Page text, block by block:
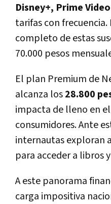
Disney+, Prime
tarifas con
completo de estas
70.000 pesos
El plan Premium de
alcanza los28.800
impacta de lleno en
consumidores. Ante
internautas exploran
para acceder a libros
A este panorama
carga impositiva